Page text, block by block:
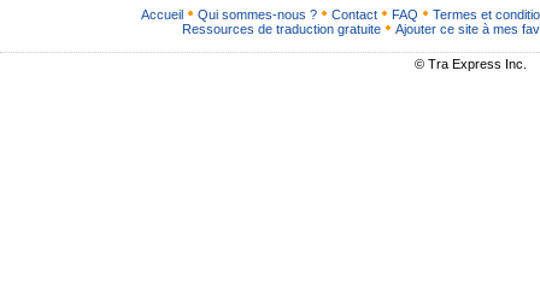
Accueil Qui sommes-nous ? Contact FAQ
Termes et
Ressources de traduction gratuite
Ajouter ce site à mes
© Tra Express Inc.